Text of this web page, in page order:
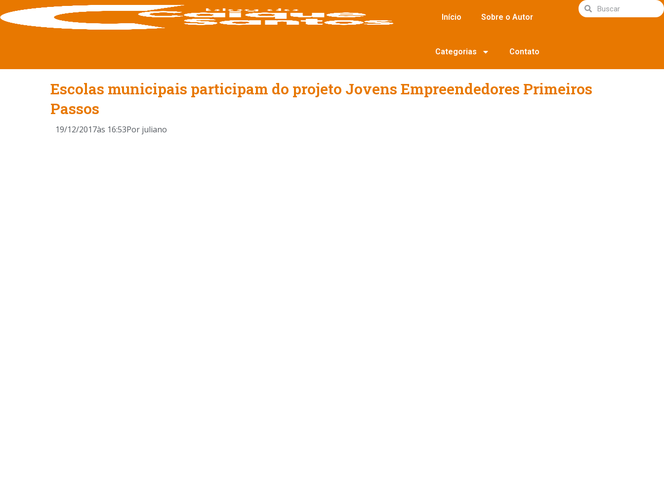
Início Sobre o Autor
Categorias Contato
Escolas municipais participam do projeto Jovens Empreendedores Primeiros
Passos
19/12/2017às 16:53Por juliano